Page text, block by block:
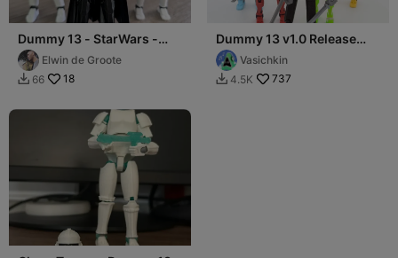
Dummy 13 - StarWars -
Collection
Elwin de Groote
 66 18
Dummy 13 v1.0 Release
versionVasichkin
 4.5K 737